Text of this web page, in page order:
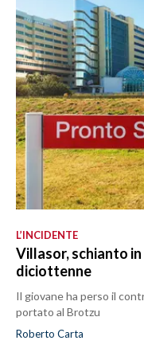
L’INCIDENTE
Villasor, schianto
diciottenne
Il giovane ha perso il
portato al Brotzu
Roberto Carta